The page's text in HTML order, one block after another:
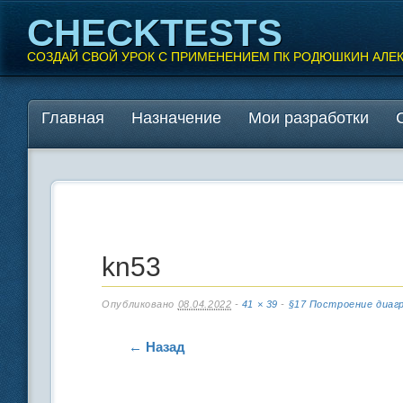
CHECKTESTS
СОЗДАЙ СВОЙ УРОК С ПРИМЕНЕНИЕМ ПК РОДЮШКИН
Главное меню
Перейти
содержанию
Главная Назначение Мои разработки
kn53
Опубликовано 08.04.2022 - 41 × 39 - §17 Построение
← Назад